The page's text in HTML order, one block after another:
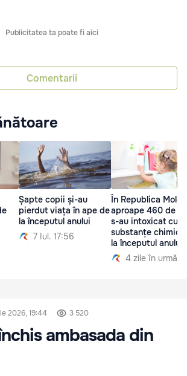
Publicitatea ta poate fi aici
Comentarii
Șapte copii și-au
pierdut viața în ape de
la începutul anului
7 Iul. 17:56
În Republica
aproape 460 de
s-au intoxicat cu
substanțe chimice
la începutul anului
4 zile în urmă
2026, 19:44 3 520
ambasada din